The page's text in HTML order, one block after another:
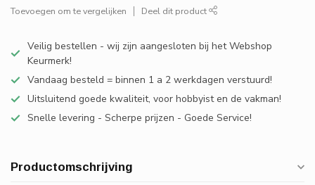
Toevoegen om te vergelijken Deel dit product
Veilig bestellen - wij zijn aangesloten bij het Webshop
Keurmerk!
Vandaag besteld = binnen 1 a 2 werkdagen verstuurd!
Uitsluitend goede kwaliteit, voor hobbyist en de vakman!
Snelle levering - Scherpe prijzen - Goede Service!
Productomschrijving